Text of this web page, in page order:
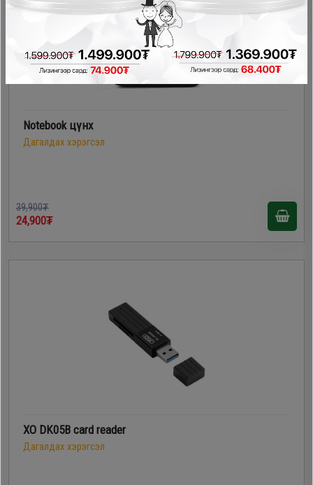
Notebook цүнх
Дагалдах хэрэгсэл
39,900₮
24,900₮
XO DK05B card reader
Дагалдах хэрэгсэл